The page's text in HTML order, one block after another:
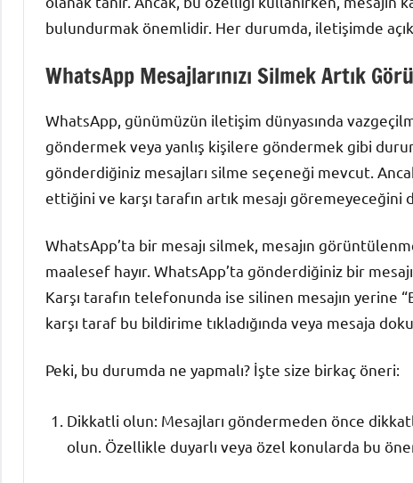
bulundurmak önemlidir. Her durumda, iletişimde
WhatsApp Mesajlarınızı Silmek Artık
WhatsApp, günümüzün iletişim dünyasında
göndermek veya yanlış kişilere göndermek gibi
gönderdiğiniz mesajları silme seçeneği mevcut.
ettiğini ve karşı tarafın artık mesajı
WhatsApp’ta bir mesajı silmek, mesajın
maalesef hayır. WhatsApp’ta gönderdiğiniz bir
Karşı tarafın telefonunda ise silinen mesajın yerine
karşı taraf bu bildirime tıkladığında veya mesaja
Peki, bu durumda ne yapmalı? İşte size birkaç öneri:
Dikkatli olun: Mesajları göndermeden önce
olun. Özellikle duyarlı veya özel konularda bu